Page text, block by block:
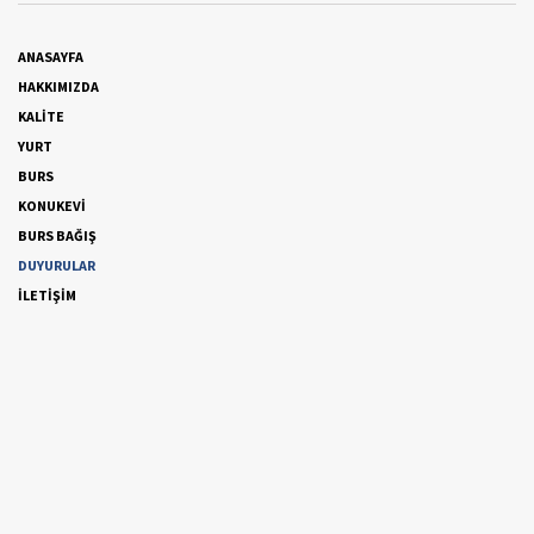
ANASAYFA
HAKKIMIZDA
KALİTE
YURT
BURS
KONUKEVİ
BURS BAĞIŞ
DUYURULAR
İLETİŞİM